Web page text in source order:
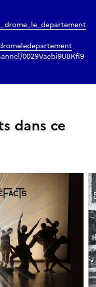
0029Vaebi9UBKfi9
dans ce